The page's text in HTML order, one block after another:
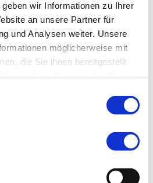
wir Informationen zu Ihrer
an unsere Partner für
und Analysen weiter. Unsere
möglicherweise mit
die Sie ihnen bereitgestellt
Süd